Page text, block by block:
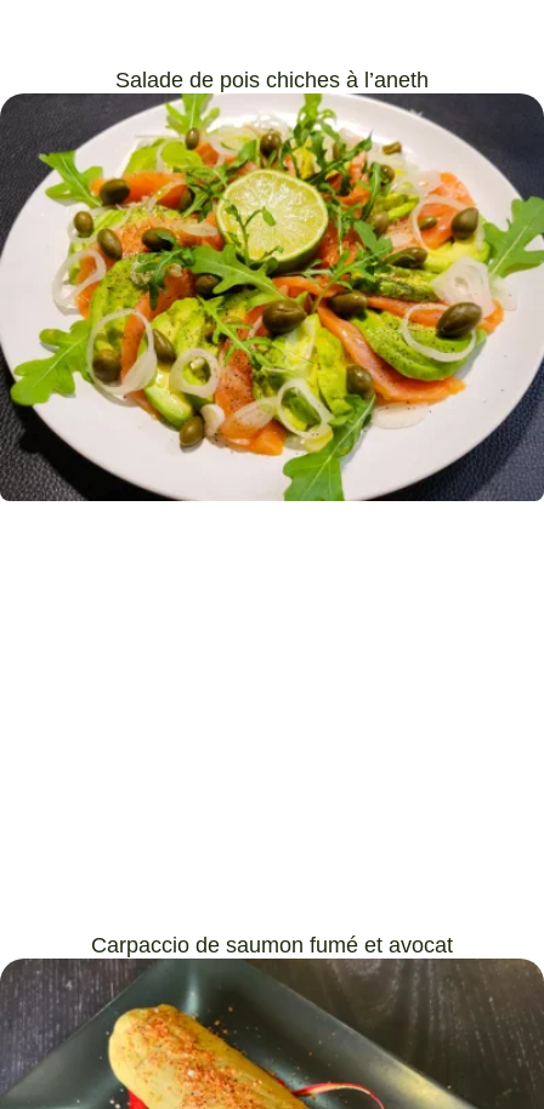
Salade de pois chiches à l’aneth
Carpaccio de saumon fumé et avocat